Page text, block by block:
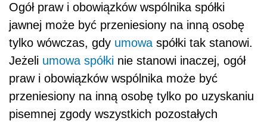
Ogół praw i obowiązków wspólnika spółki
jawnej może być przeniesiony na inną osobę
tylko wówczas, gdy umowa spółki tak stanowi.
Jeżeli umowa spółki nie stanowi inaczej, ogół
praw i obowiązków wspólnika może być
przeniesiony na inną osobę tylko po uzyskaniu
pisemnej zgody wszystkich pozostałych